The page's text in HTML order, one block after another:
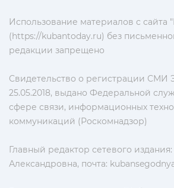
Использование материалов с сайта
(https://kubantoday.ru) без
редакции запрещено
Свидетельство о регистрации СМИ
25.05.2018, выдано Федеральной
сфере связи, информационных
коммуникаций (Роскомнадзор)
Главный редактор сетевого
Александровна, почта: